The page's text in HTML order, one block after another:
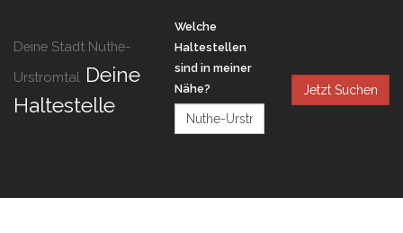
Deine Stadt Nuthe-
Urstromtal Deine
Haltestelle
Welche
Haltestellen
sind in meiner
Nähe?
Jetzt Suchen